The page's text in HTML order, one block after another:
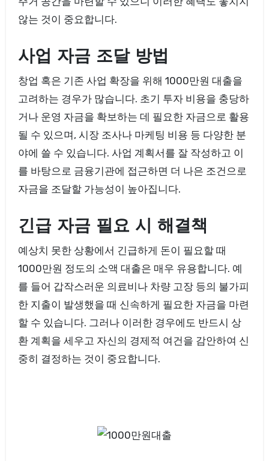
않는 것이 중요합니다.
사업 자금 조달 방법
창업 혹은 기존 사업 확장을 위해 1000만원 대출을
고려하는 경우가 많습니다. 초기 투자 비용을 충당하
거나 운영 자금을 확보하는 데 필요한 자금으로 활용
될 수 있으며, 시장 조사나 마케팅 비용 등 다양한 분
야에 쓸 수 있습니다. 사업 계획서를 잘 작성하고 이
를 바탕으로 금융기관에 접근하면 더 나은 조건으로
자금을 조달할 가능성이 높아집니다.
긴급 자금 필요 시 해결책
예상치 못한 상황에서 긴급하게 돈이 필요할 때
1000만원 정도의 소액 대출은 매우 유용합니다. 예
를 들어 갑작스러운 의료비나 차량 고장 등의 불가피
한 지출이 발생했을 때 신속하게 필요한 자금을 마련
할 수 있습니다. 그러나 이러한 경우에도 반드시 상
환 계획을 세우고 자신의 경제적 여건을 감안하여 신
중히 결정하는 것이 중요합니다.